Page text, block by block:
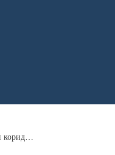
Денис Шмигаль: Україна і пул британських страхових компаній утворили механізм, який зробить чорноморський коридор доступнішим для експортерів